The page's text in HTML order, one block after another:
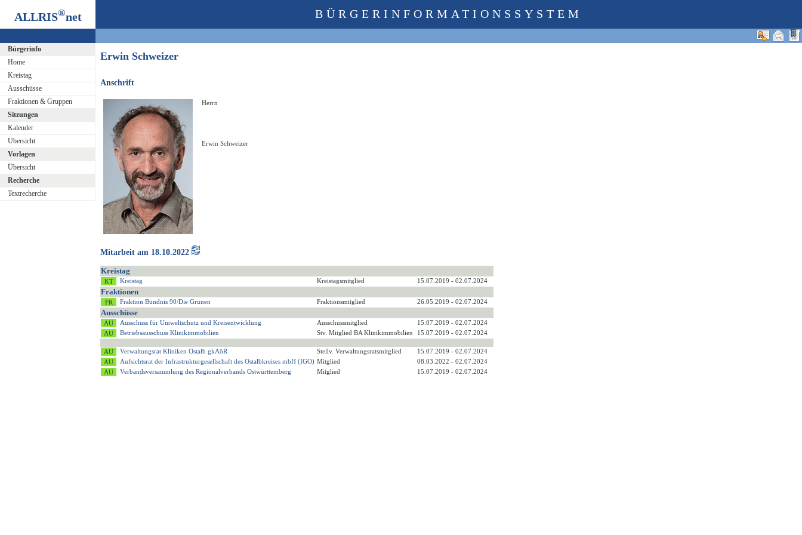
ALLRIS®net
Bürgerinfo
Home
Kreistag
Ausschüsse
Fraktionen & Gruppen
Sitzungen
Kalender
Übersicht
Vorlagen
Übersicht
Recherche
Textrecherche
BÜRGERINFORMATIONSSYSTEM
Erwin Schweizer
Anschrift
Herrn
Erwin Schweizer
Mitarbeit am 18.10.2022
Kreistag
Kreistag Kreistagsmitglied 15.07.2019 - 02.07.2024
Fraktionen
Fraktion Bündnis 90/Die Grünen Fraktionsmitglied 26.05.2019 - 02.07.2024
Ausschüsse
Ausschuss für Umweltschutz und Kreisentwicklung Ausschussmitglied
15.07.2019 - 02.07.2024
Betriebsausschuss Klinikimmobilien
Stv. Mitglied BA Klinikimmobilien 15.07.2019 - 02.07.2024
Verwaltungsrat Kliniken Ostalb gkAöR Stellv. Verwaltungsratsmitglied
15.07.2019 - 02.07.2024
Aufsichtsrat der Infrastrukturgesellschaft des Ostalbkreises mbH (IGO) Mitglied
08.03.2022 - 02.07.2024
Verbandsversammlung des Regionalverbands Ostwürttemberg
Mitglied 15.07.2019 - 02.07.2024